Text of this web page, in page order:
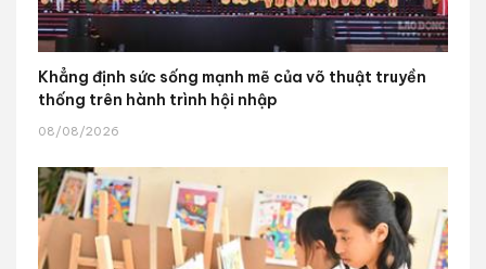
Khẳng định sức sống mạnh mẽ của võ thuật truyền
thống trên hành trình hội nhập
08/08/2026